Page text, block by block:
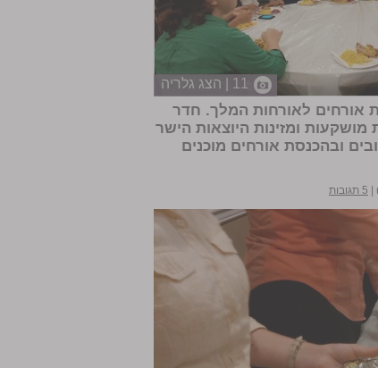
11 | הצג גלריה
אורחים לאורחות המלך. חדר
אש"ל ויספק מידי יום ביומו 3 ארוחות מושקעות ומזינות היוצאות הישר
ובהכנסת אורחים מוכנים
| 5 תגובות